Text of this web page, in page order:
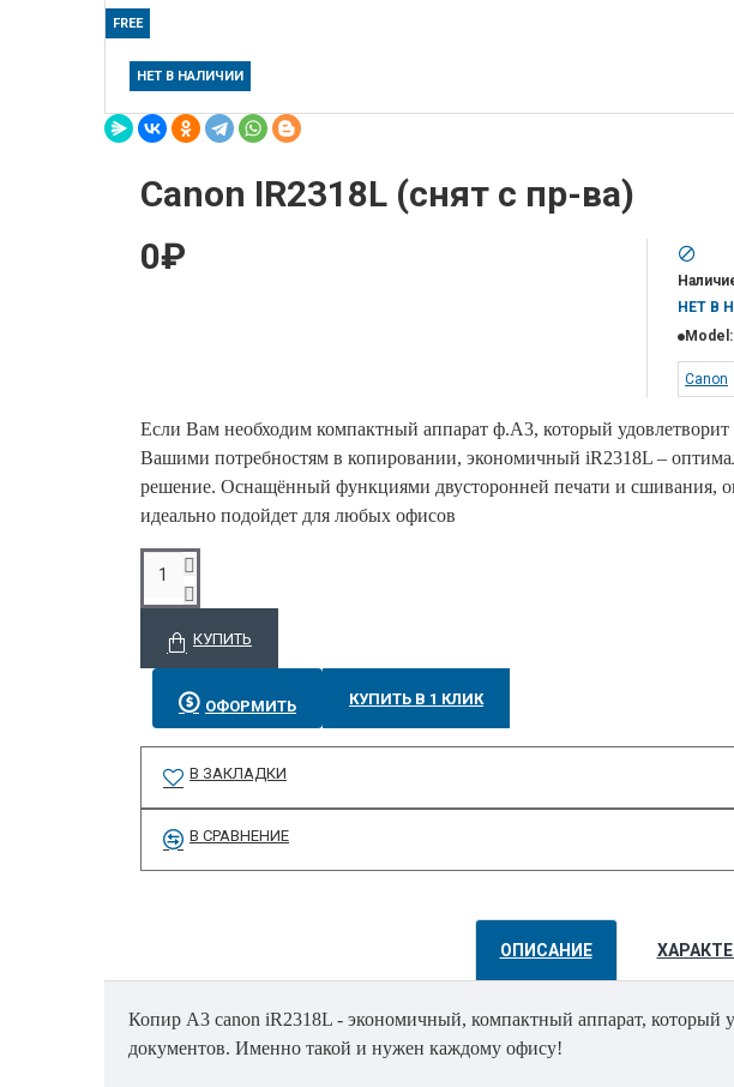
FREE
НЕТ В НАЛИЧИИ
Canon IR2318L (снят с пр-ва)
0₽
НЕТ В
Model:
Canon
Если Вам необходим компактный аппарат ф.А3, который удовлетворит
Вашими потребностям в копировании, экономичный iR2318L –
решение. Оснащённый функциями двусторонней печати и сшивания,
идеально подойдет для любых офисов
КУПИТЬ
ОФОРМИТЬ КУПИТЬ В 1 КЛИК
В ЗАКЛАДКИ
В СРАВНЕНИЕ
ОПИСАНИЕ
Копир А3 canon iR2318L - экономичный, компактный аппарат, который
документов. Именно такой и нужен каждому офису!